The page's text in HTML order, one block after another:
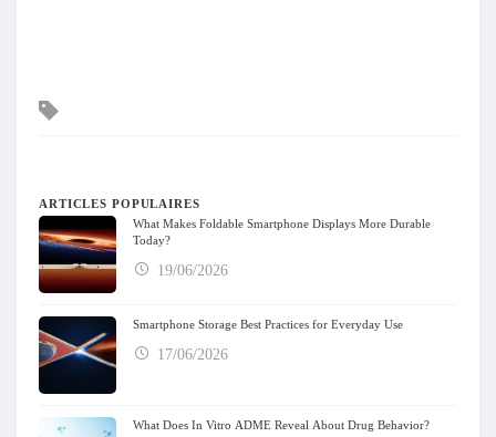
Mots
ARTICLES POPULAIRES
What Makes Foldable Smartphone Displays More Durable
Today?
19/06/2026
Smartphone Storage Best Practices for Everyday Use
17/06/2026
What Does In Vitro ADME Reveal About Drug Behavior?